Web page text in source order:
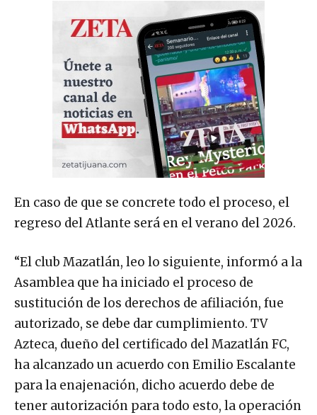
En caso de que se concrete todo el proceso, el
regreso del Atlante será en el verano del 2026.
“El club Mazatlán, leo lo siguiente, informó a la
Asamblea que ha iniciado el proceso de
sustitución de los derechos de afiliación, fue
autorizado, se debe dar cumplimiento. TV
Azteca, dueño del certificado del Mazatlán FC,
ha alcanzado un acuerdo con Emilio Escalante
para la enajenación, dicho acuerdo debe de
tener autorización para todo esto, la operación